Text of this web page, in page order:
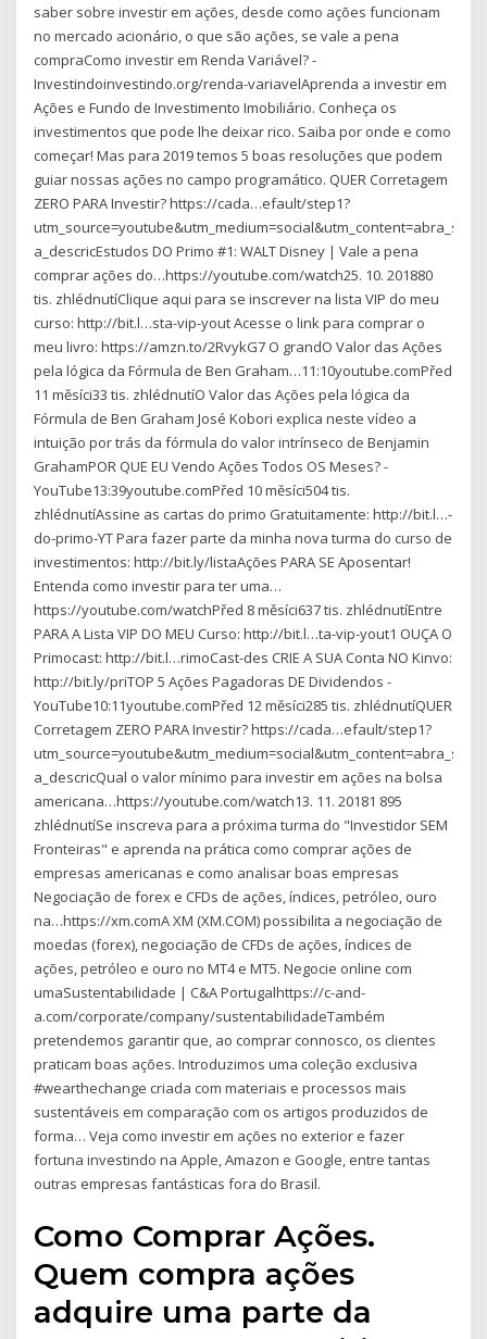
saber sobre investir em ações, desde como ações funcionam
no mercado acionário, o que são ações, se vale a pena
compraComo investir em Renda Variável? -
Investindoinvestindo.org/renda-variavelAprenda a investir em
Ações e Fundo de Investimento Imobiliário. Conheça os
investimentos que pode lhe deixar rico. Saiba por onde e como
começar! Mas para 2019 temos 5 boas resoluções que podem
guiar nossas ações no campo programático. QUER Corretagem
ZERO PARA Investir? https://cada…efault/step1?
a_descricEstudos DO Primo #1: WALT Disney | Vale a pena
comprar ações do…https://youtube.com/watch25. 10. 201880
tis. zhlédnutíClique aqui para se inscrever na lista VIP do meu
curso: http://bit.l…sta-vip-yout Acesse o link para comprar o
meu livro: https://amzn.to/2RvykG7 O grandO Valor das Ações
pela lógica da Fórmula de Ben Graham…11:10youtube.comPřed
11 měsíci33 tis. zhlédnutíO Valor das Ações pela lógica da
Fórmula de Ben Graham José Kobori explica neste vídeo a
intuição por trás da fórmula do valor intrínseco de Benjamin
GrahamPOR QUE EU Vendo Ações Todos OS Meses? -
YouTube13:39youtube.comPřed 10 měsíci504 tis.
zhlédnutíAssine as cartas do primo Gratuitamente: http://bit.l…-
do-primo-YT Para fazer parte da minha nova turma do curso de
investimentos: http://bit.ly/listaAções PARA SE Aposentar!
Entenda como investir para ter uma…
https://youtube.com/watchPřed 8 měsíci637 tis. zhlédnutíEntre
PARA A Lista VIP DO MEU Curso: http://bit.l…ta-vip-yout1 OUÇA O
Primocast: http://bit.l…rimoCast-des CRIE A SUA Conta NO Kinvo:
http://bit.ly/priTOP 5 Ações Pagadoras DE Dividendos -
YouTube10:11youtube.comPřed 12 měsíci285 tis. zhlédnutíQUER
Corretagem ZERO PARA Investir? https://cada…efault/step1?
a_descricQual o valor mínimo para investir em ações na bolsa
americana…https://youtube.com/watch13. 11. 20181 895
zhlédnutíSe inscreva para a próxima turma do "Investidor SEM
Fronteiras" e aprenda na prática como comprar ações de
empresas americanas e como analisar boas empresas
Negociação de forex e CFDs de ações, índices, petróleo, ouro
na…https://xm.comA XM (XM.COM) possibilita a negociação de
moedas (forex), negociação de CFDs de ações, índices de
ações, petróleo e ouro no MT4 e MT5. Negocie online com
umaSustentabilidade | C&A Portugalhttps://c-and-
a.com/corporate/company/sustentabilidadeTambém
pretendemos garantir que, ao comprar connosco, os clientes
praticam boas ações. Introduzimos uma coleção exclusiva
#wearthechange criada com materiais e processos mais
sustentáveis em comparação com os artigos produzidos de
forma… Veja como investir em ações no exterior e fazer
fortuna investindo na Apple, Amazon e Google, entre tantas
outras empresas fantásticas fora do Brasil.
Como Comprar Ações.
Quem compra ações
adquire uma parte da